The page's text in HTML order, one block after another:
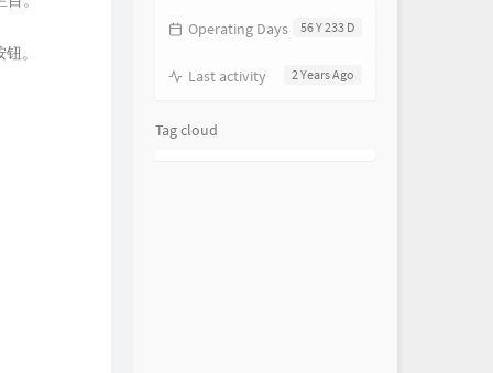
。
56 Y 233 D
Operating Days
2 Years Ago
Last activity
Tag cloud